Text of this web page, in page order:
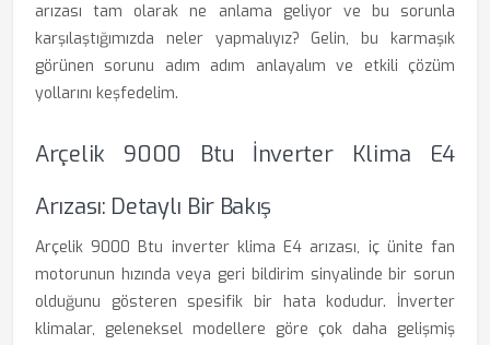
arızası tam olarak ne anlama geliyor ve bu sorunla
karşılaştığımızda neler yapmalıyız? Gelin, bu karmaşık
görünen sorunu adım adım anlayalım ve etkili çözüm
yollarını keşfedelim.
Arçelik 9000 Btu İnverter Klima E4
Arızası: Detaylı Bir Bakış
Arçelik 9000 Btu inverter klima E4 arızası, iç ünite fan
motorunun hızında veya geri bildirim sinyalinde bir sorun
olduğunu gösteren spesifik bir hata kodudur. İnverter
klimalar, geleneksel modellere göre çok daha gelişmiş